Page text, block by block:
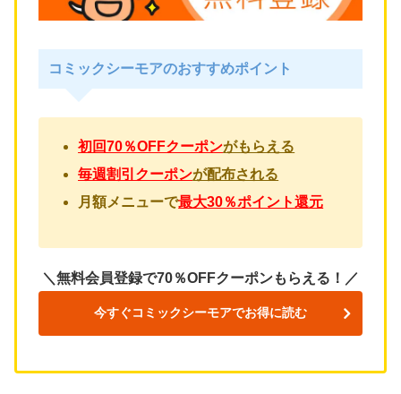
コミックシーモアのおすすめポイント
初回70％OFFクーポンがもらえる
毎週割引クーポンが配布される
月額メニューで最大30％ポイント還元
＼無料会員登録で70％OFFクーポンもらえる！／
今すぐコミックシーモアでお得に読む